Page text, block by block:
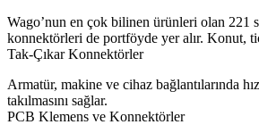
Wago’nun en çok bilinen ürünleri olan 221
konnektörleri de portföyde yer alır. Konut,
Tak-Çıkar Konnektörler
Armatür, makine ve cihaz bağlantılarında
takılmasını sağlar.
PCB Klemens ve Konnektörler